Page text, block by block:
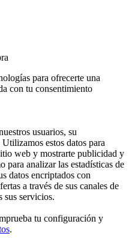
para ofrecerte una
con tu consentimiento
usuarios, su
estos datos para
web y mostrarte publicidad y
para analizar las estadísticas de
datos encriptados con
a través de sus canales de
sus servicios.
tu configuración y
.